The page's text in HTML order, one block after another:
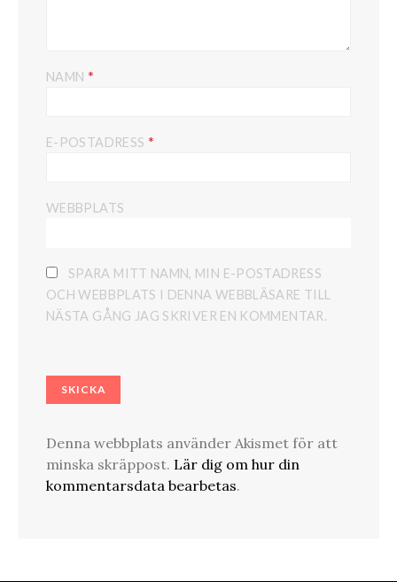
NAMN *
E-POSTADRESS *
WEBBPLATS
SPARA MITT NAMN, MIN E-POSTADRESS
OCH WEBBPLATS I DENNA WEBBLÄSARE TILL
NÄSTA GÅNG JAG SKRIVER EN KOMMENTAR.
Denna webbplats använder Akismet för att
minska skräppost. Lär dig om hur din
kommentarsdata bearbetas.